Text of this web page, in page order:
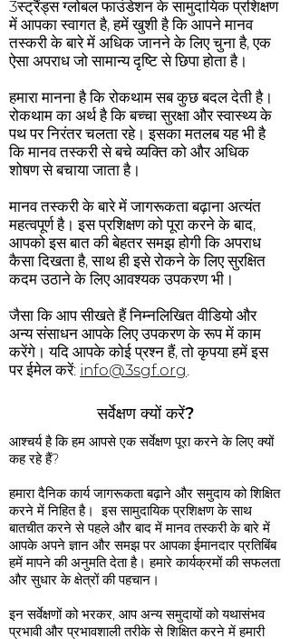
3स्ट्रैंड्स ग्लोबल फाउंडेशन के सामुदायिक प्रशिक्षण
में आपका स्वागत है, हमें खुशी है कि आपने मानव
तस्करी के बारे में अधिक जानने के लिए चुना है, एक
ऐसा अपराध जो सामान्य दृष्टि से छिपा होता है।
हमारा मानना है कि रोकथाम सब कुछ बदल देती है।
रोकथाम का अर्थ है कि बच्चा सुरक्षा और स्वास्थ्य के
पथ पर निरंतर चलता रहे। इसका मतलब यह भी है
कि मानव तस्करी से बचे व्यक्ति को और अधिक
शोषण से बचाया जाता है।
मानव तस्करी के बारे में जागरूकता बढ़ाना अत्यंत
महत्वपूर्ण है। इस प्रशिक्षण को पूरा करने के बाद,
आपको इस बात की बेहतर समझ होगी कि अपराध
कैसा दिखता है, साथ ही इसे रोकने के लिए सुरक्षित
कदम उठाने के लिए आवश्यक उपकरण भी।
जैसा कि आप सीखते हैं निम्नलिखित वीडियो और
अन्य संसाधन आपके लिए उपकरण के रूप में काम
करेंगे। यदि आपके कोई प्रश्न हैं, तो कृपया हमें इस
पर ईमेल करें: info@3sgf.org.
सर्वेक्षण क्यों करें?
आश्चर्य है कि हम आपसे एक सर्वेक्षण पूरा करने के लिए क्यों
कह रहे हैं?
हमारा दैनिक कार्य जागरूकता बढ़ाने और समुदाय को शिक्षित
करने में निहित है। इस सामुदायिक प्रशिक्षण के साथ
बातचीत करने से पहले और बाद में मानव तस्करी के बारे में
आपके अपने ज्ञान और समझ पर आपका ईमानदार प्रतिबिंब
हमें मापने की अनुमति देता है। हमारे कार्यक्रमों की सफलता
और सुधार के क्षेत्रों की पहचान।
इन सर्वेक्षणों को भरकर, आप अन्य समुदायों को यथासंभव
प्रभावी और प्रभावशाली तरीके से शिक्षित करने में हमारी